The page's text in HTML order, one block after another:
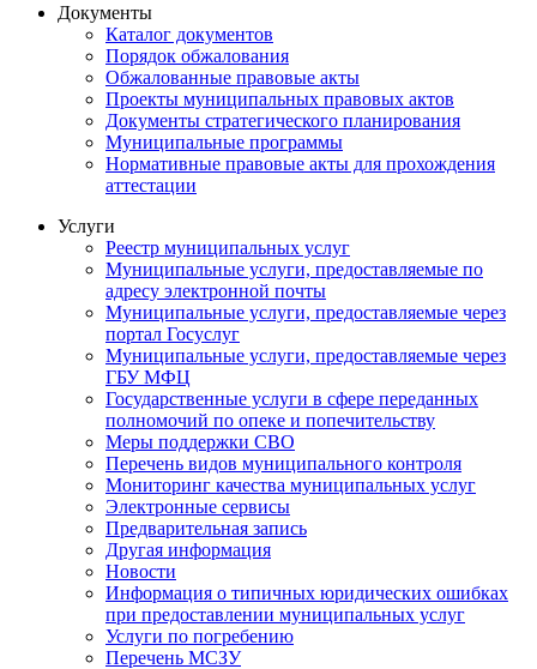
Документы
Каталог документов
Порядок обжалования
Обжалованные правовые акты
Проекты муниципальных правовых актов
Документы стратегического планирования
Муниципальные программы
Нормативные правовые акты для прохождения
аттестации
Услуги
Реестр муниципальных услуг
Муниципальные услуги, предоставляемые по
адресу электронной почты
Муниципальные услуги, предоставляемые через
портал Госуслуг
Муниципальные услуги, предоставляемые через
ГБУ МФЦ
Государственные услуги в сфере переданных
полномочий по опеке и попечительству
Меры поддержки СВО
Перечень видов муниципального контроля
Мониторинг качества муниципальных услуг
Электронные сервисы
Предварительная запись
Другая информация
Новости
Информация о типичных юридических ошибках
при предоставлении муниципальных услуг
Услуги по погребению
Перечень МСЗУ